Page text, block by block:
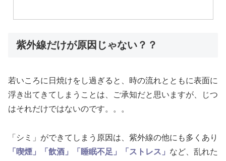
紫外線だけが原因じゃない？？
若いころに日焼けをし過ぎると、時の流れとともに表面に
浮き出てきてしまうことは、ご承知だと思いますが、じつ
はそれだけではないのです。。。
「シミ」ができてしまう原因は、紫外線の他にも多くあり
「喫煙」「飲酒」「睡眠不足」「ストレス」 など、乱れた